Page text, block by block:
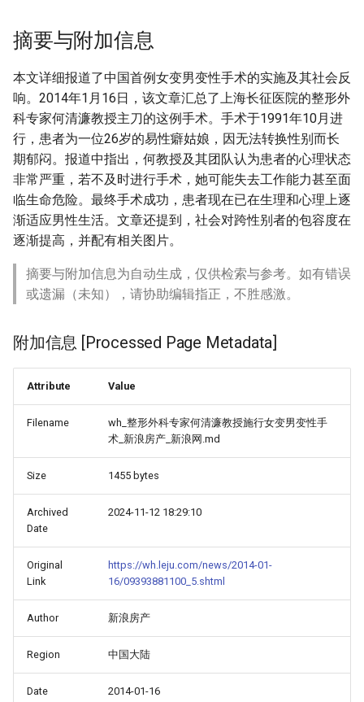
摘要与附加信息
本文详细报道了中国首例女变男变性手术的实施及其社会反
响。2014年1月16日，该文章汇总了上海长征医院的整形外
科专家何清濂教授主刀的这例手术。手术于1991年10月进
行，患者为一位26岁的易性癖姑娘，因无法转换性别而长
期郁闷。报道中指出，何教授及其团队认为患者的心理状态
非常严重，若不及时进行手术，她可能失去工作能力甚至面
临生命危险。最终手术成功，患者现在已在生理和心理上逐
渐适应男性生活。文章还提到，社会对跨性别者的包容度在
逐渐提高，并配有相关图片。
摘要与附加信息为自动生成，仅供检索与参考。如有错误
或遗漏（未知），请协助编辑指正，不胜感激。
附加信息 [Processed Page Metadata]
Attribute Value
Filename
wh_整形外科专家何清濂教授施行女变男变性手
术_新浪房产_新浪网.md
Size 1455 bytes
Archived
Date
2024-11-12 18:29:10
Original
Link
https://wh.leju.com/news/2014-01-
16/09393881100_5.shtml
Author 新浪房产
Region 中国大陆
Date 2014-01-16